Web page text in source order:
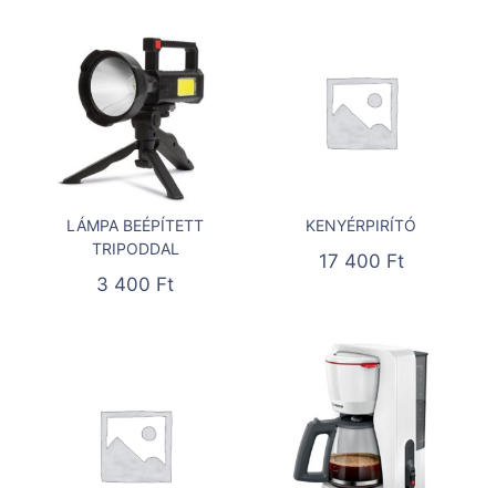
LÁMPA BEÉPÍTETT
TRIPODDAL
3 400 Ft
KENYÉRPIRÍTÓ
17 400 Ft